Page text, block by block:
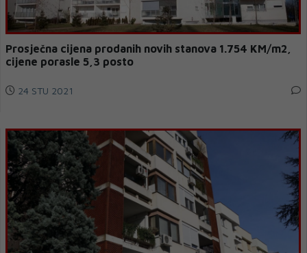
Prosječna cijena prodanih novih stanova 1.754 KM/m2,
cijene porasle 5,3 posto
24 STU 2021